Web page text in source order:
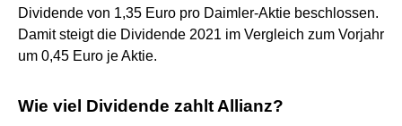
Dividende von 1,35 Euro pro Daimler-Aktie beschlossen.
Damit steigt die Dividende 2021 im Vergleich zum Vorjahr
um 0,45 Euro je Aktie.
Wie viel Dividende zahlt Allianz?